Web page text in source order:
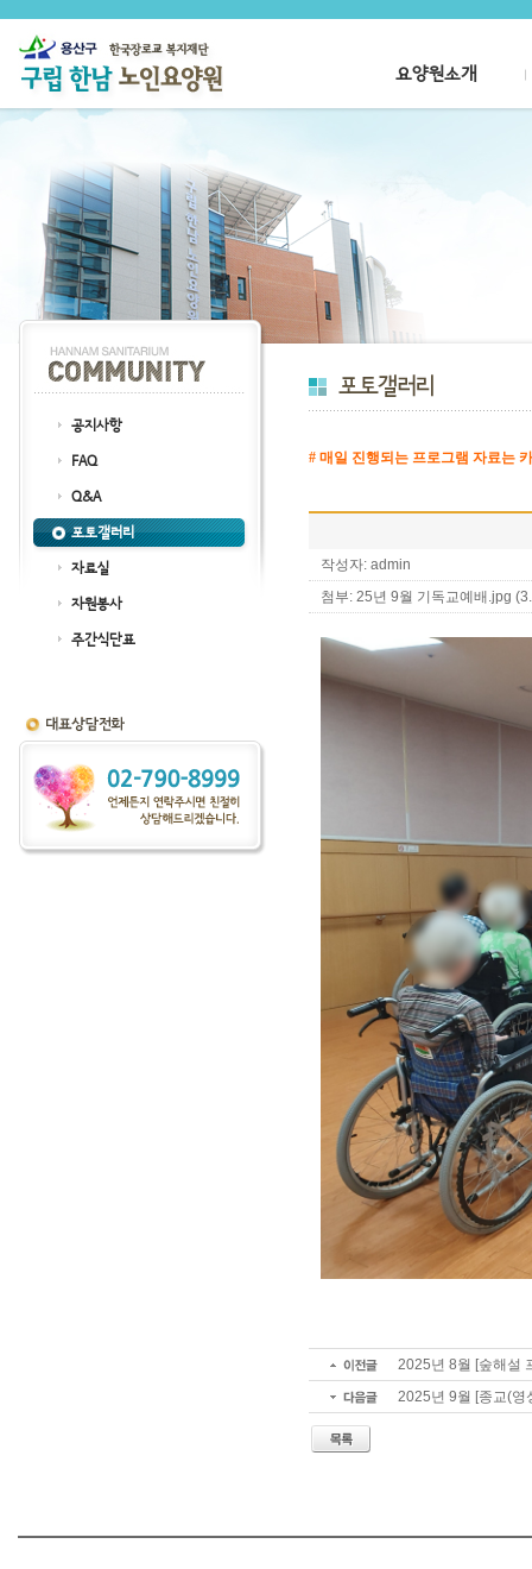
요양원소개
공지사항
FAQ
Q&A
포토갤러리
자료실
자원봉사
주간식단표
# 매일 진행되는 프로그램 자료는
작성자: admin
첨부: 25년 9월 기독교예배.jpg
2025년 8월 [숲해설
2025년 9월 [종교(영